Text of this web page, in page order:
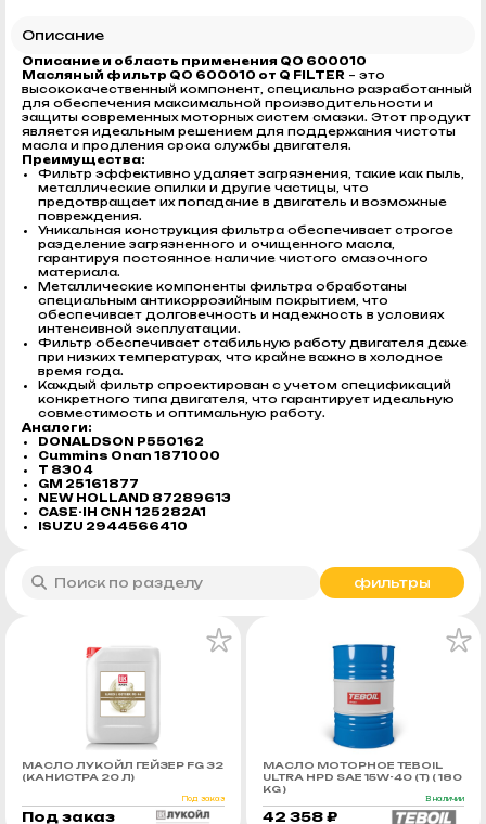
Описание
Описание и область применения QO 600010
Масляный фильтр QO 600010 от Q FILTER – это
высококачественный компонент, специально разработанный
для обеспечения максимальной производительности и
защиты современных моторных систем смазки. Этот продукт
является идеальным решением для поддержания чистоты
масла и продления срока службы двигателя.
Преимущества:
Фильтр эффективно удаляет загрязнения, такие как пыль,
металлические опилки и другие частицы, что
предотвращает их попадание в двигатель и возможные
повреждения.
Уникальная конструкция фильтра обеспечивает строгое
разделение загрязненного и очищенного масла,
гарантируя постоянное наличие чистого смазочного
материала.
Металлические компоненты фильтра обработаны
специальным антикоррозийным покрытием, что
обеспечивает долговечность и надежность в условиях
интенсивной эксплуатации.
Фильтр обеспечивает стабильную работу двигателя даже
при низких температурах, что крайне важно в холодное
время года.
Каждый фильтр спроектирован с учетом спецификаций
конкретного типа двигателя, что гарантирует идеальную
совместимость и оптимальную работу.
Аналоги:
DONALDSON P550162
Cummins Onan 1871000
T 8304
GM 25161877
NEW HOLLAND 87289613
CASE-IH CNH 125282A1
ISUZU 2944566410
фильтры
МАСЛО ЛУКОЙЛ ГЕЙЗЕР FG 32
(КАНИСТРА 20 Л)
Под заказ
Под заказ
МАСЛО МОТОРНОЕ TEBOIL
ULTRA HPD SAE 15W-40 (Т) ( 180
KG )
В наличии
42 358 ₽